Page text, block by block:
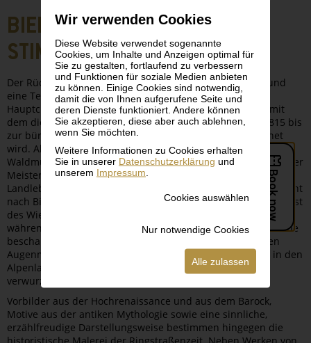
Wir verwenden Cookies
Diese Website verwendet sogenannte
Cookies, um Inhalte und Anzeigen optimal für
Sie zu gestalten, fortlaufend zu verbessern
und Funktionen für soziale Medien anbieten
zu können. Einige Cookies sind notwendig,
damit die von Ihnen aufgerufene Seite und
deren Dienste funktioniert. Andere können
Sie akzeptieren, diese aber auch ablehnen,
wenn Sie möchten.
Weitere Informationen zu Cookies erhalten
Sie in unserer Datenschutzerklärung und
unserem Impressum
Cookies auswählen
Nur notwendige Cookies
Alle zulassen
BIEDERMEIER -
STIMMUNGSREALISMUS
Der Rückzug ins Private, der Topos des „trauten Heims“ und
eine Tendenz zur Verniedlichung der Malsujets sind
Hauptcharakteristika des österreichischen Biedermeier, mit
dem die Zeitspanne vom Ende des Wiener Kongresses 1815 bis
zur bürgerlich-demokratischen Revolution 1848 bezeichnet
wird. Als ihr populärster Vertreter gilt Ferdinand Georg
Waldmüller. Mit Gemälden wieUnterbrochene Wallfahrt
kam der
Meister der Lichtregie und akkurater Beobachter des
Landlebens der Sehnsucht der großbürgerlichen Käuferschicht
nach Bildern von „einfachen“ Menschen entgegen. Als Chronist
des Wiener Vorstadttreibens im Vormärz tat sich
währenddessen Michael Neder hervor, dessen Gemälden eine
beschauliche Note anhaftet. Friedrich Gauermann, dessen
Augenmerk meist den dramatischen Wetterstimmungen in den
Alpenlandschaften galt, scheint noch in der Romantik
verwurzelt zu sein.
Vorbilder aus der Hochrenaissance und aus dem Barock,
Motive aus der antiken Mythologie sowie eine sinnliche,
erzählfreudige Darstellungsweise bestimmen hingegen die